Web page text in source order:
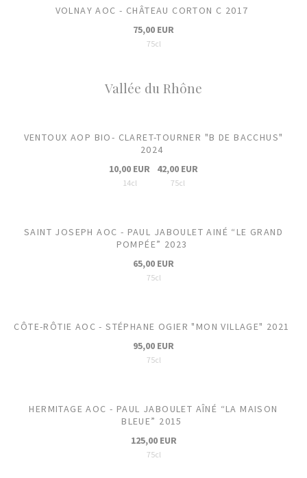
VOLNAY AOC - CHÂTEAU CORTON C 2017
75,00 EUR
75cl
Vallée du Rhône
VENTOUX AOP BIO- CLARET-TOURNER "B DE BACCHUS"
2024
10,00 EUR
14cl
42,00 EUR
75cl
SAINT JOSEPH AOC - PAUL JABOULET AINÉ “LE GRAND
POMPÉE” 2023
65,00 EUR
75cl
CÔTE-RÔTIE AOC - STÉPHANE OGIER "MON VILLAGE" 2021
95,00 EUR
75cl
HERMITAGE AOC - PAUL JABOULET AÎNÉ “LA MAISON
BLEUE” 2015
125,00 EUR
75cl